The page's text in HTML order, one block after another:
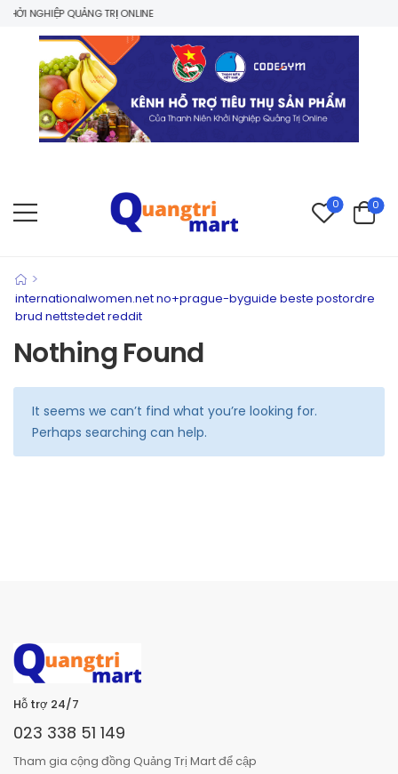
NGHIỆP QUẢNG TRỊ ONLINE
0 0
>
internationalwomen.net no+prague-byguide beste postordre
brud nettstedet reddit
Nothing Found
It seems we can’t find what you’re looking for.
Perhaps searching can help.
Hỗ trợ 24/7
023 338 51 149
Tham gia cộng đồng Quảng Trị Mart để cập